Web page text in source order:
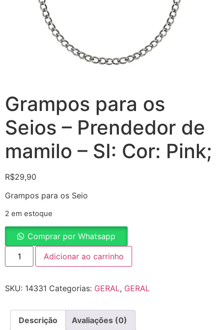
Grampos para os
Seios – Prendedor de
mamilo – SI: Cor: Pink;
R$29,90
Grampos para os Seio
2 em estoque
Comprar por Whatsapp
Adicionar ao carrinho
SKU: 14331 Categorias: GERAL, GERAL
Descrição Avaliações (0)